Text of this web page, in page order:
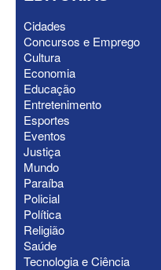
ELEIÇÕES 2026 -
em Matheus
base de Maria Porto
Cidades
Concursos e Emprego
Cultura
Economia
Educação
Entretenimento
Esportes
Eventos
Justiça
Mundo
Paraíba
Policial
Política
Religião
Saúde
Tecnologia e Ciência